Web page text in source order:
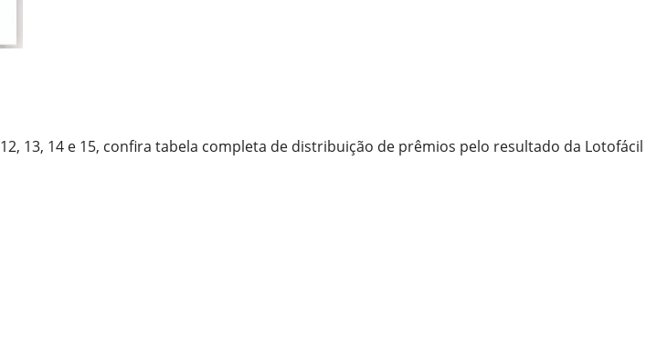
13, 14 e 15, confira tabela completa de distribuição de prêmios pelo resultado da Lotofácil